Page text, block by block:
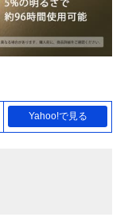
Yahoo!で見る